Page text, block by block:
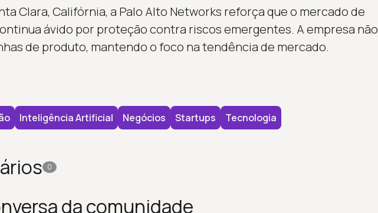
Clara, Califórnia, a Palo Alto Networks reforça que o mercado de
ávido por proteção contra riscos emergentes. A empresa não
de produto, mantendo o foco na tendência de mercado.
Inteligência Artificial Negócios Startups Tecnologia
0
da comunidade